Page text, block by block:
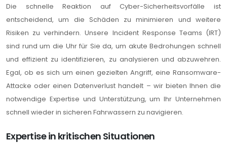
Die schnelle Reaktion auf Cyber-Sicherheitsvorfälle ist
entscheidend, um die Schäden zu minimieren und weitere
Risiken zu verhindern. Unsere Incident Response Teams (IRT)
sind rund um die Uhr für Sie da, um akute Bedrohungen schnell
und effizient zu identifizieren, zu analysieren und abzuwehren.
Egal, ob es sich um einen gezielten Angriff, eine Ransomware-
Attacke oder einen Datenverlust handelt – wir bieten Ihnen die
notwendige Expertise und Unterstützung, um Ihr Unternehmen
schnell wieder in sicheren Fahrwassern zu navigieren.
Expertise in kritischen Situationen